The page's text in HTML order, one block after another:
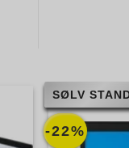
-22%
SØLV